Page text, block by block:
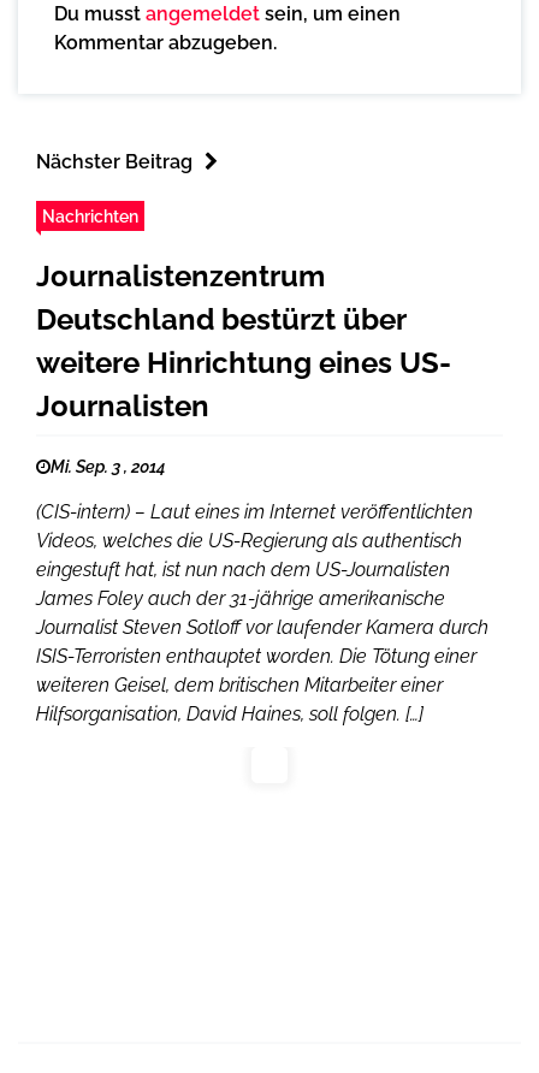
Du musst angemeldet sein, um einen
Kommentar abzugeben.
Nächster Beitrag
Nachrichten
Journalistenzentrum
Deutschland bestürzt über
weitere Hinrichtung eines US-
Journalisten
Mi. Sep. 3 , 2014
(CIS-intern) – Laut eines im Internet veröffentlichten
Videos, welches die US-Regierung als authentisch
eingestuft hat, ist nun nach dem US-Journalisten
James Foley auch der 31-jährige amerikanische
Journalist Steven Sotloff vor laufender Kamera durch
ISIS-Terroristen enthauptet worden. Die Tötung einer
weiteren Geisel, dem britischen Mitarbeiter einer
Hilfsorganisation, David Haines, soll folgen. […]